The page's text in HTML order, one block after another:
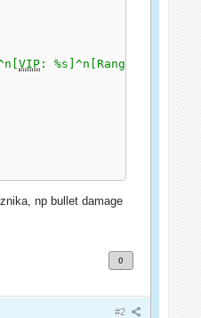
VIP : %s]^n[Ranga: %s %d]"
np bullet damage
0
#2